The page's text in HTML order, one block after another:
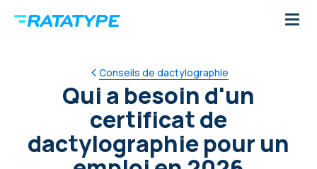
Conseils de dactylographie
Qui a besoin d'un
certificat de
dactylographie pour un